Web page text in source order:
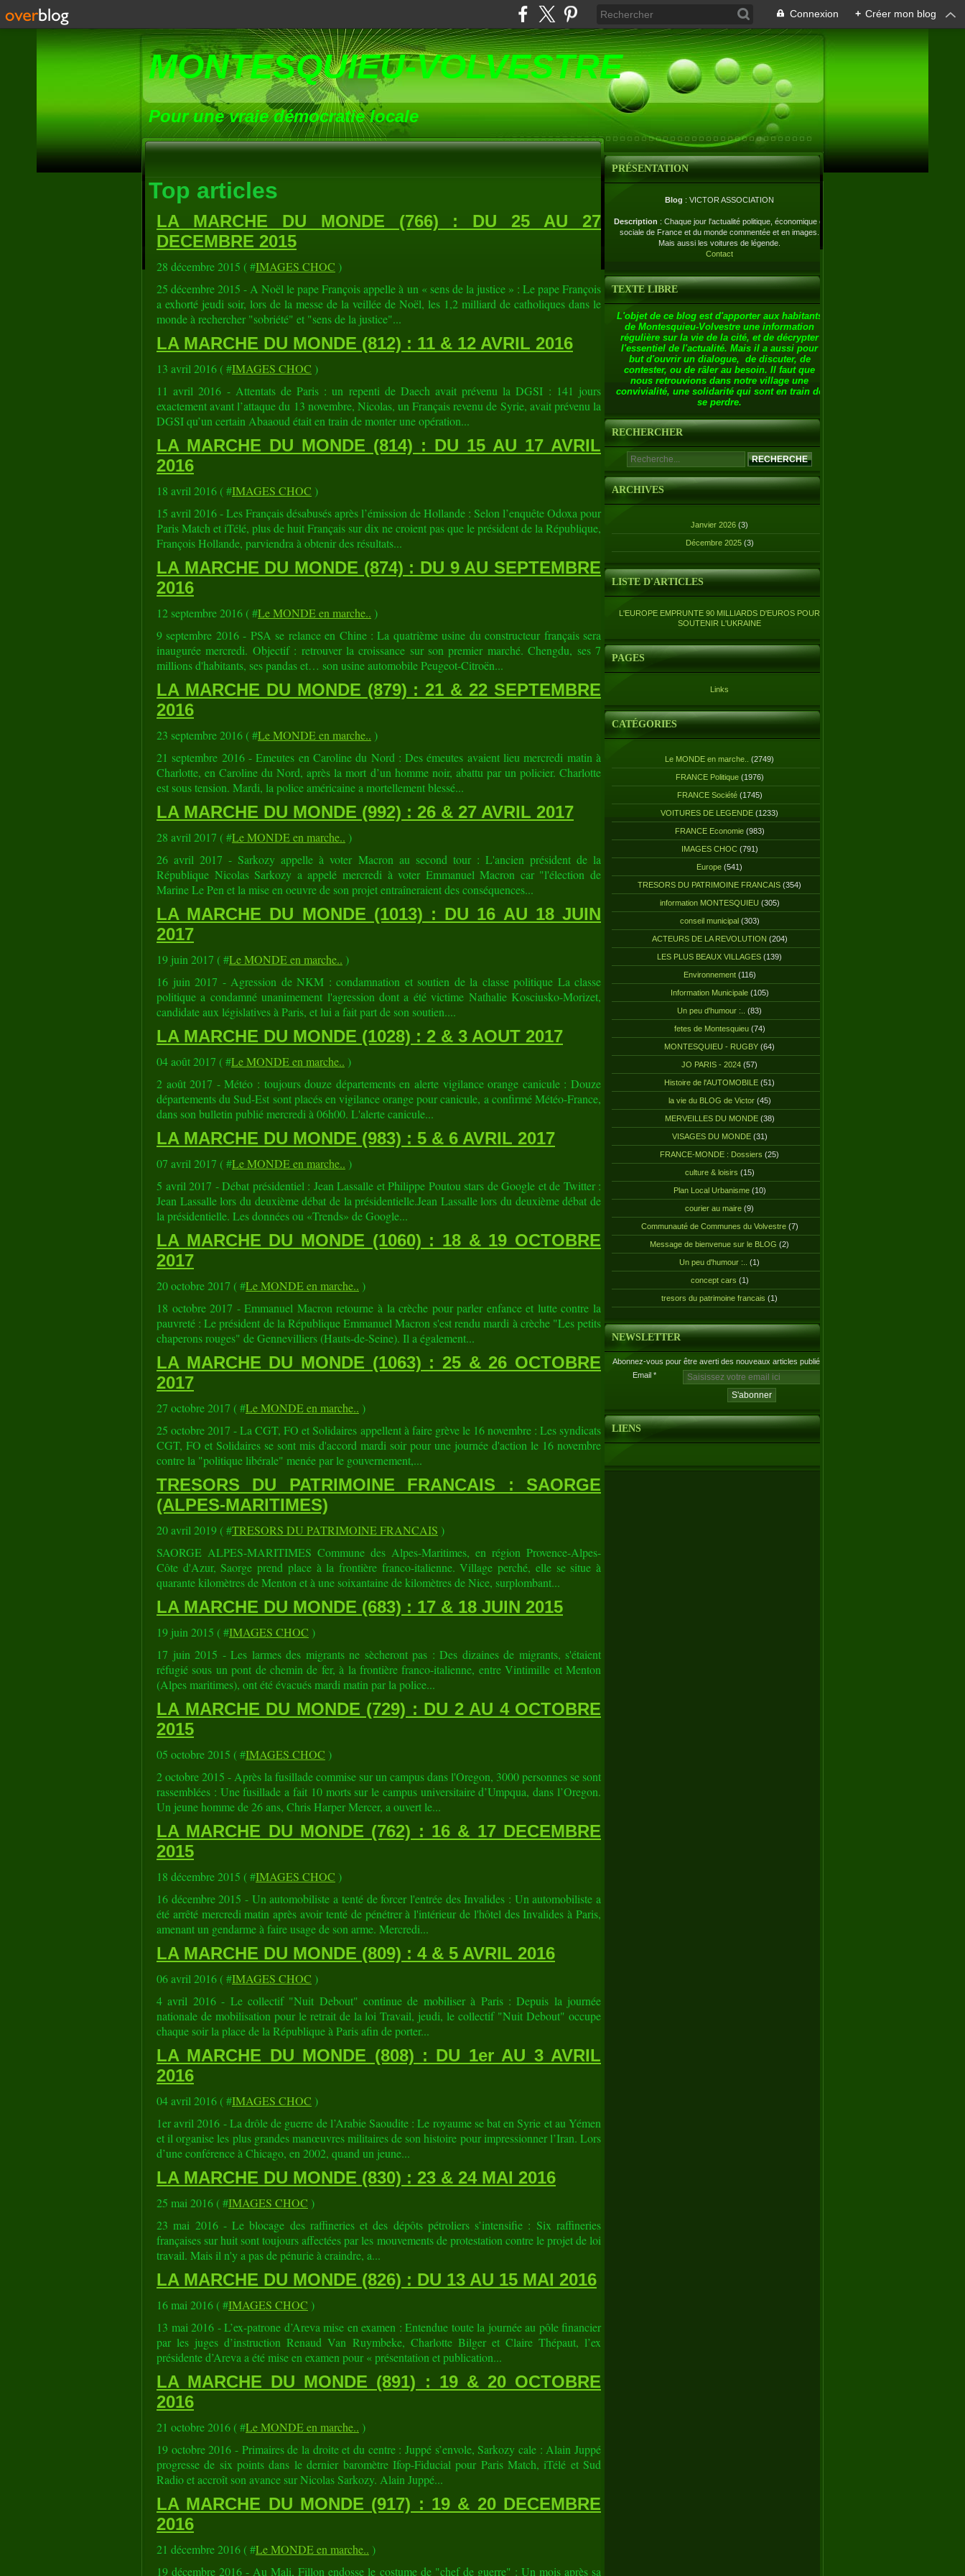
Connexion + Créer mon blog
MONTESQUIEU-VOLVESTRE
Pour une vraie démocratie locale
Top articles
LA MARCHE DU MONDE (766) : DU 25 AU 27
DECEMBRE 2015
28 décembre 2015 ( #IMAGES CHOC )
25 décembre 2015 - A Noël le pape François appelle à un « sens de la justice » : Le pape François
a exhorté jeudi soir, lors de la messe de la veillée de Noël, les 1,2 milliard de catholiques dans le
monde à rechercher "sobriété" et "sens de la justice"...
LA MARCHE DU MONDE (812) : 11 & 12 AVRIL 2016
13 avril 2016 ( #IMAGES CHOC )
11 avril 2016 - Attentats de Paris : un repenti de Daech avait prévenu la DGSI : 141 jours
exactement avant l’attaque du 13 novembre, Nicolas, un Français revenu de Syrie, avait prévenu la
DGSI qu’un certain Abaaoud était en train de monter une opération...
LA MARCHE DU MONDE (814) : DU 15 AU 17 AVRIL
2016
18 avril 2016 ( #IMAGES CHOC )
15 avril 2016 - Les Français désabusés après l’émission de Hollande : Selon l’enquête Odoxa pour
Paris Match et iTélé, plus de huit Français sur dix ne croient pas que le président de la République,
François Hollande, parviendra à obtenir des résultats...
LA MARCHE DU MONDE (874) : DU 9 AU SEPTEMBRE
2016
12 septembre 2016 ( #Le MONDE en marche.. )
9 septembre 2016 - PSA se relance en Chine : La quatrième usine du constructeur français sera
inaugurée mercredi. Objectif : retrouver la croissance sur son premier marché. Chengdu, ses 7
millions d'habitants, ses pandas et… son usine automobile Peugeot-Citroën...
LA MARCHE DU MONDE (879) : 21 & 22 SEPTEMBRE
2016
23 septembre 2016 ( #Le MONDE en marche.. )
21 septembre 2016 - Emeutes en Caroline du Nord : Des émeutes avaient lieu mercredi matin à
Charlotte, en Caroline du Nord, après la mort d’un homme noir, abattu par un policier. Charlotte
est sous tension. Mardi, la police américaine a mortellement blessé...
LA MARCHE DU MONDE (992) : 26 & 27 AVRIL 2017
28 avril 2017 ( #Le MONDE en marche.. )
26 avril 2017 - Sarkozy appelle à voter Macron au second tour : L'ancien président de la
République Nicolas Sarkozy a appelé mercredi à voter Emmanuel Macron car "l'élection de
Marine Le Pen et la mise en oeuvre de son projet entraîneraient des conséquences...
LA MARCHE DU MONDE (1013) : DU 16 AU 18 JUIN
2017
19 juin 2017 ( #Le MONDE en marche.. )
16 juin 2017 - Agression de NKM : condamnation et soutien de la classe politique La classe
politique a condamné unanimement l'agression dont a été victime Nathalie Kosciusko-Morizet,
candidate aux législatives à Paris, et lui a fait part de son soutien....
LA MARCHE DU MONDE (1028) : 2 & 3 AOUT 2017
04 août 2017 ( #Le MONDE en marche.. )
2 août 2017 - Météo : toujours douze départements en alerte vigilance orange canicule : Douze
départements du Sud-Est sont placés en vigilance orange pour canicule, a confirmé Météo-France,
dans son bulletin publié mercredi à 06h00. L'alerte canicule...
LA MARCHE DU MONDE (983) : 5 & 6 AVRIL 2017
07 avril 2017 ( #Le MONDE en marche.. )
5 avril 2017 - Débat présidentiel : Jean Lassalle et Philippe Poutou stars de Google et de Twitter :
Jean Lassalle lors du deuxième débat de la présidentielle.Jean Lassalle lors du deuxième débat de
la présidentielle. Les données ou «Trends» de Google...
LA MARCHE DU MONDE (1060) : 18 & 19 OCTOBRE
2017
20 octobre 2017 ( #Le MONDE en marche.. )
18 octobre 2017 - Emmanuel Macron retourne à la crèche pour parler enfance et lutte contre la
pauvreté : Le président de la République Emmanuel Macron s'est rendu mardi à crèche "Les petits
chaperons rouges" de Gennevilliers (Hauts-de-Seine). Il a également...
LA MARCHE DU MONDE (1063) : 25 & 26 OCTOBRE
2017
27 octobre 2017 ( #Le MONDE en marche.. )
25 octobre 2017 - La CGT, FO et Solidaires appellent à faire grève le 16 novembre : Les syndicats
CGT, FO et Solidaires se sont mis d'accord mardi soir pour une journée d'action le 16 novembre
contre la "politique libérale" menée par le gouvernement,...
TRESORS DU PATRIMOINE FRANCAIS : SAORGE
(ALPES-MARITIMES)
20 avril 2019 ( #TRESORS DU PATRIMOINE FRANCAIS )
SAORGE ALPES-MARITIMES Commune des Alpes-Maritimes, en région Provence-Alpes-
Côte d'Azur, Saorge prend place à la frontière franco-italienne. Village perché, elle se situe à
quarante kilomètres de Menton et à une soixantaine de kilomètres de Nice, surplombant...
LA MARCHE DU MONDE (683) : 17 & 18 JUIN 2015
19 juin 2015 ( #IMAGES CHOC )
17 juin 2015 - Les larmes des migrants ne sècheront pas : Des dizaines de migrants, s'étaient
réfugié sous un pont de chemin de fer, à la frontière franco-italienne, entre Vintimille et Menton
(Alpes maritimes), ont été évacués mardi matin par la police...
LA MARCHE DU MONDE (729) : DU 2 AU 4 OCTOBRE
2015
05 octobre 2015 ( #IMAGES CHOC )
2 octobre 2015 - Après la fusillade commise sur un campus dans l'Oregon, 3000 personnes se sont
rassemblées : Une fusillade a fait 10 morts sur le campus universitaire d’Umpqua, dans l’Oregon.
Un jeune homme de 26 ans, Chris Harper Mercer, a ouvert le...
LA MARCHE DU MONDE (762) : 16 & 17 DECEMBRE
2015
18 décembre 2015 ( #IMAGES CHOC )
16 décembre 2015 - Un automobiliste a tenté de forcer l'entrée des Invalides : Un automobiliste a
été arrêté mercredi matin après avoir tenté de pénétrer à l'intérieur de l'hôtel des Invalides à Paris,
amenant un gendarme à faire usage de son arme. Mercredi...
LA MARCHE DU MONDE (809) : 4 & 5 AVRIL 2016
06 avril 2016 ( #IMAGES CHOC )
4 avril 2016 - Le collectif "Nuit Debout" continue de mobiliser à Paris : Depuis la journée
nationale de mobilisation pour le retrait de la loi Travail, jeudi, le collectif "Nuit Debout" occupe
chaque soir la place de la République à Paris afin de porter...
LA MARCHE DU MONDE (808) : DU 1er AU 3 AVRIL
2016
04 avril 2016 ( #IMAGES CHOC )
1er avril 2016 - La drôle de guerre de l’Arabie Saoudite : Le royaume se bat en Syrie et au Yémen
et il organise les plus grandes manœuvres militaires de son histoire pour impressionner l’Iran. Lors
d’une conférence à Chicago, en 2002, quand un jeune...
LA MARCHE DU MONDE (830) : 23 & 24 MAI 2016
25 mai 2016 ( #IMAGES CHOC )
23 mai 2016 - Le blocage des raffineries et des dépôts pétroliers s’intensifie : Six raffineries
françaises sur huit sont toujours affectées par les mouvements de protestation contre le projet de loi
travail. Mais il n'y a pas de pénurie à craindre, a...
LA MARCHE DU MONDE (826) : DU 13 AU 15 MAI 2016
16 mai 2016 ( #IMAGES CHOC )
13 mai 2016 - L’ex-patrone d’Areva mise en examen : Entendue toute la journée au pôle financier
par les juges d’instruction Renaud Van Ruymbeke, Charlotte Bilger et Claire Thépaut, l’ex
présidente d’Areva a été mise en examen pour « présentation et publication...
LA MARCHE DU MONDE (891) : 19 & 20 OCTOBRE
2016
21 octobre 2016 ( #Le MONDE en marche.. )
19 octobre 2016 - Primaires de la droite et du centre : Juppé s’envole, Sarkozy cale : Alain Juppé
progresse de six points dans le dernier baromètre Ifop-Fiducial pour Paris Match, iTélé et Sud
Radio et accroît son avance sur Nicolas Sarkozy. Alain Juppé...
LA MARCHE DU MONDE (917) : 19 & 20 DECEMBRE
2016
21 décembre 2016 ( #Le MONDE en marche.. )
19 décembre 2016 - Au Mali, Fillon endosse le costume de "chef de guerre" : Un mois après sa
PRÉSENTATION
Blog : VICTOR ASSOCIATION
Description : Chaque jour l'actualité politique, économique et
sociale de France et du monde commentée et en images.
Mais aussi les voitures de légende.
Contact
TEXTE LIBRE
L'objet de ce blog est d'apporter aux habitants
de Montesquieu-Volvestre une information
régulière sur la vie de la cité, et de décrypter
l'essentiel de l'actualité. Mais il a aussi pour
but d'ouvrir un dialogue, de discuter, de
contester, ou de râler au besoin. Il faut que
nous retrouvions dans notre village une
convivialité, une solidarité qui sont en train de
se perdre.
RECHERCHER
ARCHIVES
Janvier 2026 (3)
Décembre 2025 (3)
LISTE D'ARTICLES
L'EUROPE EMPRUNTE 90 MILLIARDS D'EUROS POUR
SOUTENIR L'UKRAINE
PAGES
Links
CATÉGORIES
Le MONDE en marche.. (2749)
FRANCE Politique(1976)
FRANCE Société(1745)
VOITURES DE LEGENDE (1233)
FRANCE Economie(983)
IMAGES CHOC(791)
Europe (541)
TRESORS DU PATRIMOINE FRANCAIS (354)
information MONTESQUIEU (305)
conseil municipal(303)
ACTEURS DE LA REVOLUTION (204)
LES PLUS BEAUX VILLAGES (139)
Environnement(116)
Information Municipale(105)
Un peu d'humour :.. (83)
fetes de Montesquieu(74)
MONTESQUIEU - RUGBY (64)
JO PARIS - 2024 (57)
Histoire de l'AUTOMOBILE (51)
la vie du BLOG de Victor(45)
MERVEILLES DU MONDE(38)
VISAGES DU MONDE(31)
FRANCE-MONDE : Dossiers (25)
culture & loisirs (15)
Plan Local Urbanisme(10)
courier au maire (9)
Communauté de Communes du Volvestre(7)
Message de bienvenue sur le BLOG (2)
Un peu d'humour :.. (1)
concept cars (1)
tresors du patrimoine francais (1)
NEWSLETTER
Abonnez-vous pour être averti des nouveaux articles publiés.
Email
LIENS